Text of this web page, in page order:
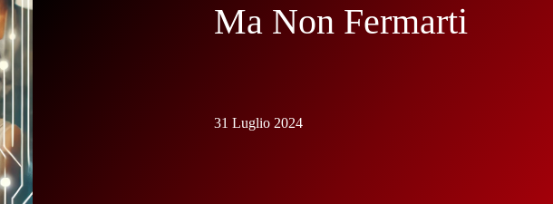
Ma Non Fermarti
31 Luglio 2024